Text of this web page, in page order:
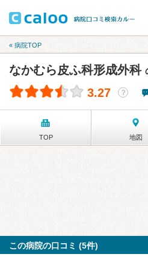
« 病院TOP
なかむら皮ふ科形成外科
3.27 ？
TOP 地図
この病院の口コミ (5件)